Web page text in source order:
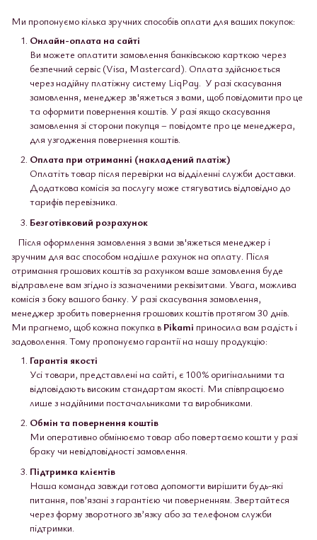
Ми пропонуємо кілька зручних способів оплати для ваших покупок:
Онлайн-оплата на сайті
Ви можете оплатити замовлення банківською карткою через
безпечний сервіс (Visa, Mastercard). Оплата здійснюється
через надійну платіжну систему LiqPay. У разі скасування
замовлення, менеджер зв'яжеться з вами, щоб повідомити про це
та оформити повернення коштів. У разі якщо скасування
замовлення зі сторони покупця – повідомте про це менеджера,
для узгодження повернення коштів.
Оплата при отриманні (накладений платіж)
Оплатіть товар після перевірки на відділенні служби доставки.
Додаткова комісія за послугу може стягуватись відповідно до
тарифів перевізника.
Безготівковий розрахунок
Після оформлення замовлення з вами зв'яжеться менеджер і
зручним для вас способом надішле рахунок на оплату. Після
отримання грошових коштів за рахунком ваше замовлення буде
відправлене вам згідно із зазначеними реквізитами. Увага, можлива
комісія з боку вашого банку. У разі скасування замовлення,
менеджер зробить повернення грошових коштів протягом 30 днів.
Ми прагнемо, щоб кожна покупка в Pikami приносила вам радість і
задоволення. Тому пропонуємо гарантії на нашу продукцію:
Гарантія якості
Усі товари, представлені на сайті, є 100% оригінальними та
відповідають високим стандартам якості. Ми співпрацюємо
лише з надійними постачальниками та виробниками.
Обмін та повернення коштів
Ми оперативно обмінюємо товар або повертаємо кошти у разі
браку чи невідповідності замовлення.
Підтримка клієнтів
Наша команда завжди готова допомогти вирішити будь-які
питання, пов’язані з гарантією чи поверненням. Звертайтеся
через форму зворотного зв’язку або за телефоном служби
підтримки.